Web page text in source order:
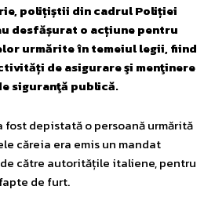
polițiștii din cadrul Poliției
desfășurat o acțiune pentru
urmărite în temeiul legii, fiind
de asigurare şi menţinere
siguranţă publică.
depistată o persoană urmărită
căreia era emis un mandat
către autoritățile italiene, pentru
de furt.